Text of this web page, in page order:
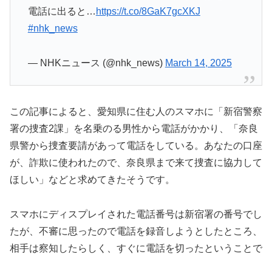
電話に出ると… https://t.co/8GaK7gcXKJ
#nhk_news
— NHKニュース (@nhk_news) March 14, 2025
この記事によると、愛知県に住む人のスマホに「新宿警察
署の捜査2課」を名乗のる男性から電話がかかり、「奈良
県警から捜査要請があって電話をしている。あなたの口座
が、詐欺に使われたので、奈良県まで来て捜査に協力して
ほしい」などと求めてきたそうです。
スマホにディスプレイされた電話番号は新宿署の番号でし
たが、不審に思ったので電話を録音しようとしたところ、
相手は察知したらしく、すぐに電話を切ったということで